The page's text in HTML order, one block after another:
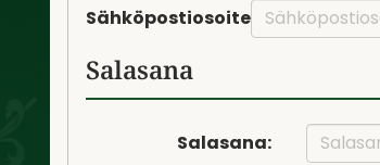
Sähköpostiosoite:
Salasana
Salasana: